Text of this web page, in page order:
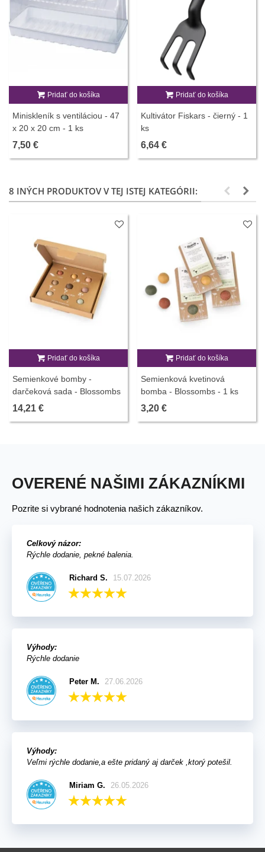
Pridať do košíka
Miniskleník s ventiláciou - 47
x 20 x 20 cm - 1 ks
7,50 €
Pridať do košíka
Kultivátor Fiskars - čierný - 1
ks
6,64 €
8 INÝCH PRODUKTOV V TEJ ISTEJ KATEGÓRII:
Pridať do košíka
Semienkové bomby -
darčeková sada - Blossombs
- 9 guliek - 1 balenie
14,21 €
Pridať do košíka
Semienková kvetinová
bomba - Blossombs - 1 ks
3,20 €
OVERENÉ NAŠIMI ZÁKAZNÍKMI
Pozrite si vybrané hodnotenia našich zákazníkov.
Celkový názor:
Rýchle dodanie, pekné balenia.
Richard S. 15.07.2026
Výhody:
Rýchle dodanie
Peter M. 27.06.2026
Výhody:
Veľmi rýchle dodanie,a ešte pridaný aj darček ,ktorý potešil.
Miriam G. 26.05.2026